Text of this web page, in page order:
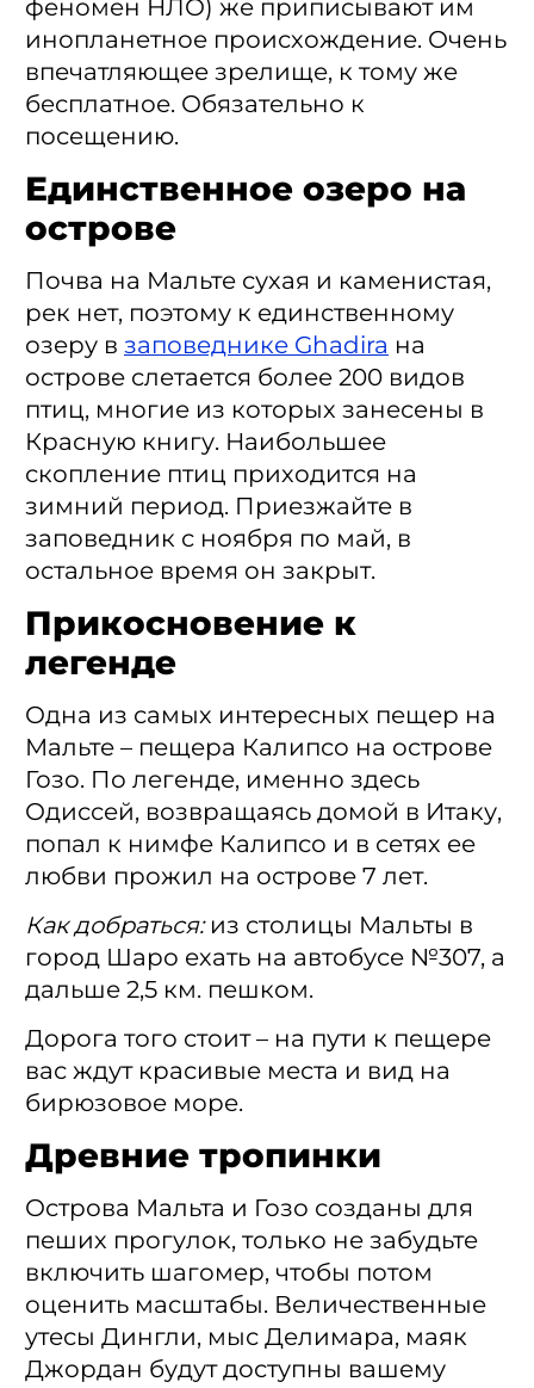
феномен НЛО) же приписывают им
инопланетное происхождение. Очень
впечатляющее зрелище, к тому же
бесплатное. Обязательно к
посещению.
Единственное озеро на
острове
Почва на Мальте сухая и каменистая,
рек нет, поэтому к единственному
озеру в заповеднике Ghadira на
острове слетается более 200 видов
птиц, многие из которых занесены в
Красную книгу. Наибольшее
скопление птиц приходится на
зимний период. Приезжайте в
заповедник с ноября по май, в
остальное время он закрыт.
Прикосновение к
легенде
Одна из самых интересных пещер на
Мальте – пещера Калипсо на острове
Гозо. По легенде, именно здесь
Одиссей, возвращаясь домой в Итаку,
попал к нимфе Калипсо и в сетях ее
любви прожил на острове 7 лет.
Как добраться:из столицы Мальты в
город Шаро ехать на автобусе №307, а
дальше 2,5 км. пешком.
Дорога того стоит – на пути к пещере
вас ждут красивые места и вид на
бирюзовое море.
Древние тропинки
Острова Мальта и Гозо созданы для
пеших прогулок, только не забудьте
включить шагомер, чтобы потом
оценить масштабы. Величественные
утесы Дингли, мыс Делимара, маяк
Джордан будут доступны вашему